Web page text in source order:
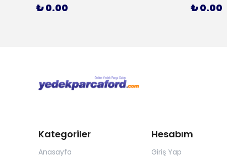
₺ 0.00 ₺ 0.00
Kategoriler
Anasayfa
Hesabım
Giriş Yap